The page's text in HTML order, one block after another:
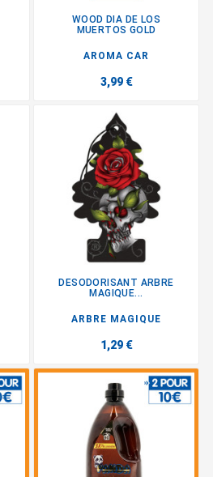
WOOD DIA DE LOS
MUERTOS GOLD
AROMA CAR
3,99 €
DESODORISANT ARBRE
MAGIQUE...
ARBRE MAGIQUE
1,29 €